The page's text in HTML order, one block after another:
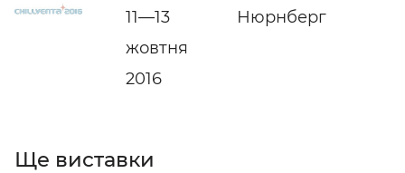
11—13
жовтня
2016
Нюрнберг
Ще виставки